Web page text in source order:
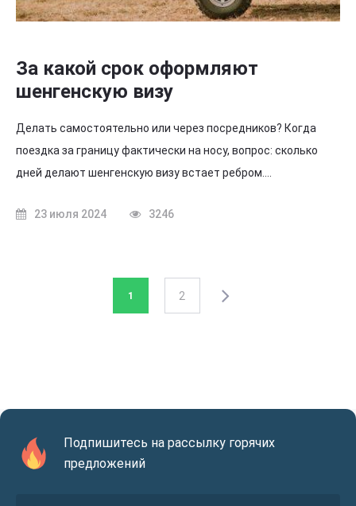
За какой срок оформляют
шенгенскую визу
Делать самостоятельно или через посредников? Когда
поездка за границу фактически на носу, вопрос: сколько
дней делают шенгенскую визу встает ребром.…
23 июля 2024 3246
1 2
Подпишитесь на рассылку горячих
предложений